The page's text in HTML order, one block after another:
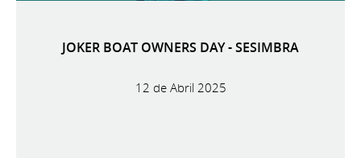
JOKER BOAT OWNERS DAY - SESIMBRA
12 de Abril 2025